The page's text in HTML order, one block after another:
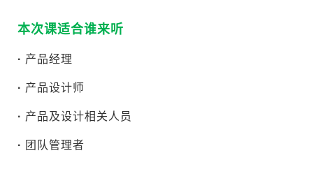
本次课适合谁来听
· 产品经理
· 产品设计师
· 产品及设计相关人员
· 团队管理者